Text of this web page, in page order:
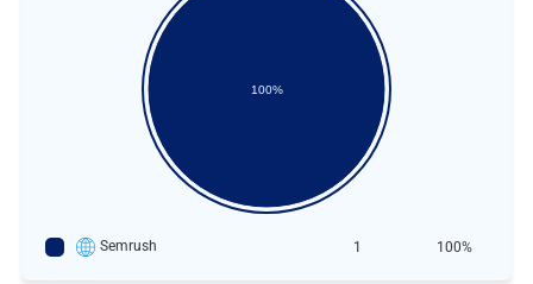
100%
Semrush 1 100%